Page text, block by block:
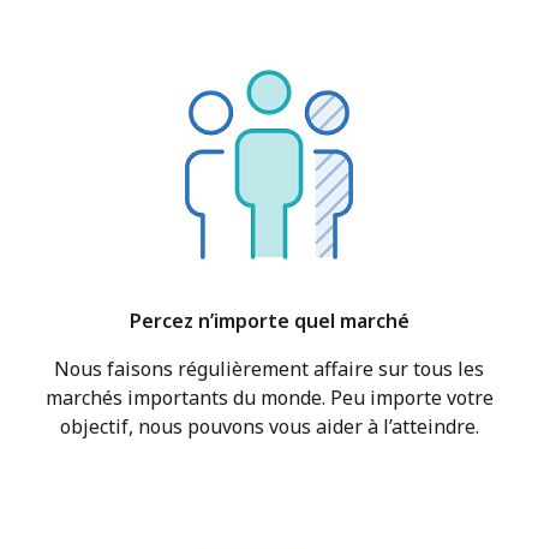
Percez n’importe quel marché
Nous faisons régulièrement affaire sur tous les
marchés importants du monde. Peu importe votre
objectif, nous pouvons vous aider à l’atteindre.